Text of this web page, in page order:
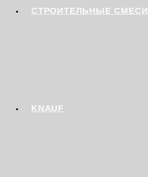
СТРОИТЕЛЬНЫЕ СМЕСИ
KNAUF